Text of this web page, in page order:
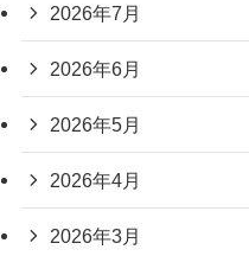
2026年7月
2026年6月
2026年5月
2026年4月
2026年3月